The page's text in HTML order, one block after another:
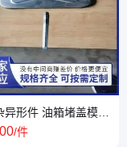
形件 油箱堵盖模具
持验厂
/件